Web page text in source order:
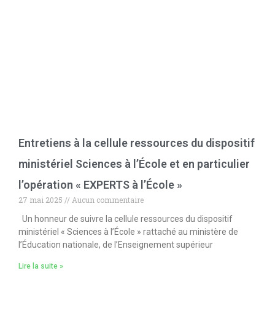
Entretiens à la cellule ressources du dispositif
ministériel Sciences à l’École et en particulier
l’opération « EXPERTS à l’École »
27 mai 2025
Aucun commentaire
Un honneur de suivre la cellule ressources du dispositif
ministériel « Sciences à l’École » rattaché au ministère de
l’Éducation nationale, de l’Enseignement supérieur
Lire la suite »